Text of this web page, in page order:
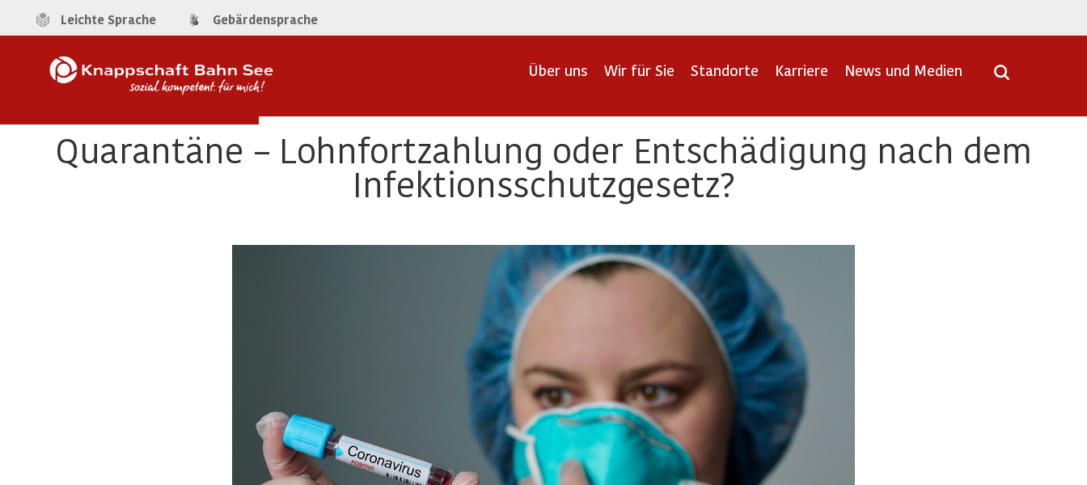
Leichte Sprache Gebärdensprache
Über uns Wir für Sie Standorte Karriere News und Medien
Quarantäne – Lohnfortzahlung oder Entschädigung nach dem
Infektionsschutzgesetz?